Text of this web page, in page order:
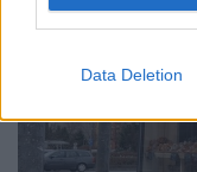
Data Deletion